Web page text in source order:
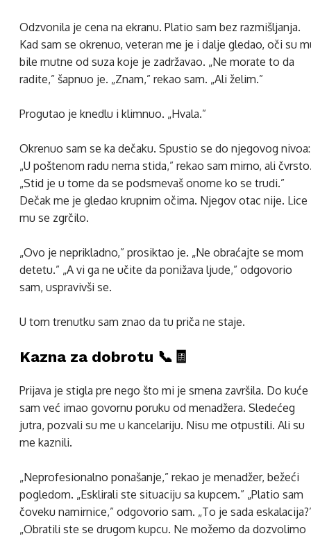
Odzvonila je cena na ekranu. Platio sam bez razmišljanja.
Kad sam se okrenuo, veteran me je i dalje gledao, oči su
bile mutne od suza koje je zadržavao. „Ne morate to da
radite,” šapnuo je. „Znam,” rekao sam. „Ali želim.”
Progutao je knedlu i klimnuo. „Hvala.”
Okrenuo sam se ka dečaku. Spustio se do njegovog nivoa:
„U poštenom radu nema stida,” rekao sam mirno, ali
„Stid je u tome da se podsmevaš onome ko se trudi.”
Dečak me je gledao krupnim očima. Njegov otac nije. Lice
mu se zgrčilo.
„Ovo je neprikladno,” prosiktao je. „Ne obraćajte se mom
detetu.” „A vi ga ne učite da ponižava ljude,” odgovorio
sam, uspravivši se.
U tom trenutku sam znao da tu priča ne staje.
Kazna za dobrotu 📞🧾
Prijava je stigla pre nego što mi je smena završila. Do kuće
sam već imao govornu poruku od menadžera. Sledećeg
jutra, pozvali su me u kancelariju. Nisu me otpustili. Ali su
me kaznili.
„Neprofesionalno ponašanje,” rekao je menadžer, bežeći
pogledom. „Esklirali ste situaciju sa kupcem.” „Platio sam
čoveku namirnice,” odgovorio sam. „To je sada
„Obratili ste se drugom kupcu. Ne možemo da dozvolimo